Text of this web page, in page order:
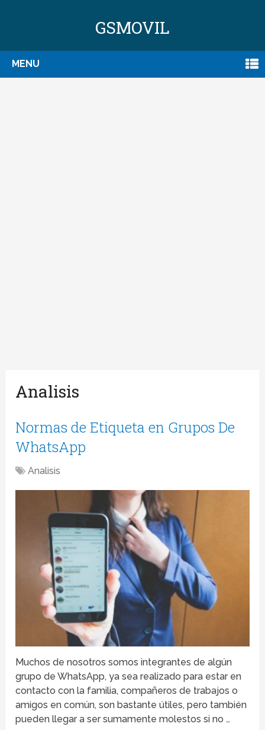
GSMOVIL
MENU
Analisis
Normas de Etiqueta en Grupos De
WhatsApp
Analisis
Muchos de nosotros somos integrantes de algún
grupo de WhatsApp, ya sea realizado para estar en
contacto con la familia, compañeros de trabajos o
amigos en común, son bastante útiles, pero también
pueden llegar a ser sumamente molestos si no …